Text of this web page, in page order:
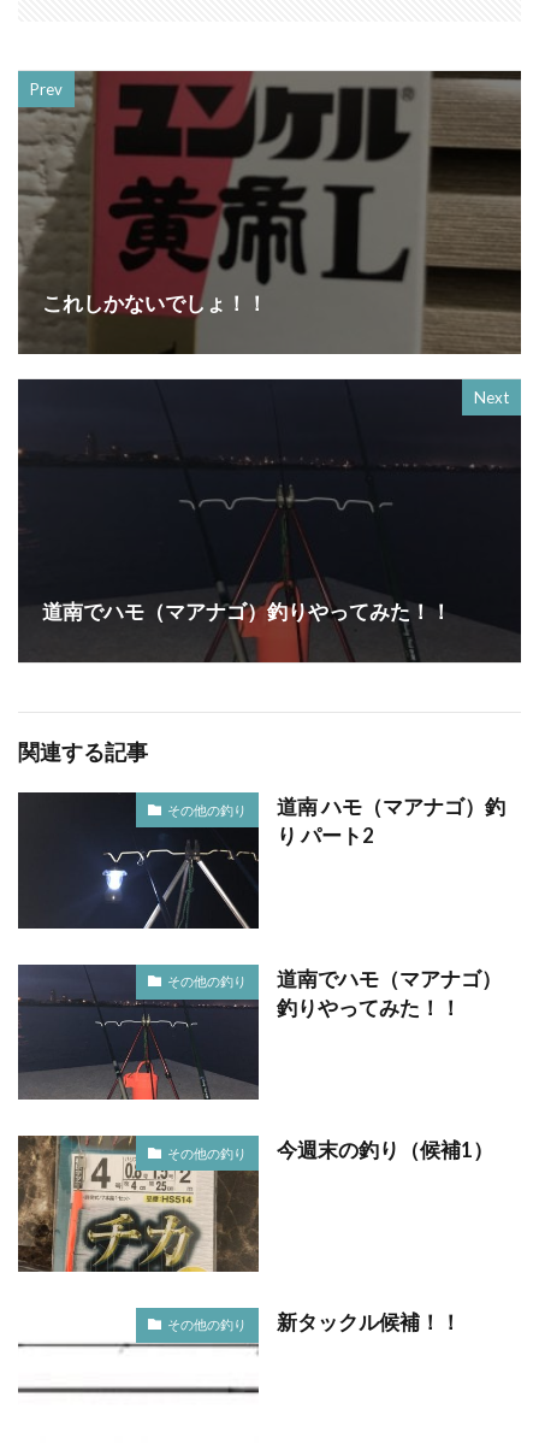
Prev
これしかないでしょ！！
Next
道南でハモ（マアナゴ）釣りやってみた！！
関連する記事
その他の釣り
道南 ハモ（マアナゴ）釣
り パート2
その他の釣り
道南でハモ（マアナゴ）
釣りやってみた！！
その他の釣り 今週末の釣り（候補1）
その他の釣り 新タックル候補！！